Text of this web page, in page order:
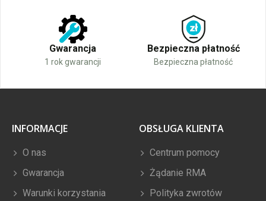
Gwarancja
1 rok gwarancji
Bezpieczna płatność
Bezpieczna płatność
INFORMACJE
O nas
Gwarancja
Warunki korzystania
OBSŁUGA KLIENTA
Centrum pomocy
Żądanie RMA
Polityka zwrotów